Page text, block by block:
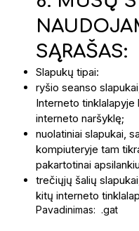
SĄRAŠAS:
Slapukų tipai:
ryšio seanso
Interneto tinklalapyje
interneto naršyklę;
nuolatiniai slapukai,
kompiuteryje tam
pakartotinai
trečiųjų šalių
kitų interneto
Pavadinimas: .gat